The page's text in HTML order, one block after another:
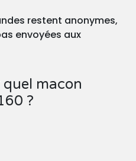
restent anonymes,
envoyées aux
macon
?